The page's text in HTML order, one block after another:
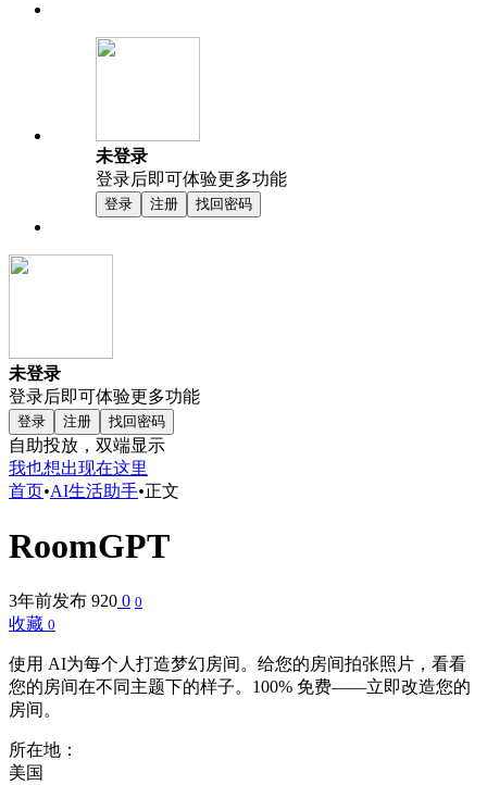
未登录
登录后即可体验更多功能
登录 注册 找回密码
未登录
登录后即可体验更多功能
登录 注册 找回密码
自助投放，双端显示
我也想出现在这里
首页•AI生活助手•正文
RoomGPT
3年前发布 920 0 0
收藏 0
使用 AI为每个人打造梦幻房间。给您的房间拍张照片，看看
您的房间在不同主题下的样子。100% 免费——立即改造您的
房间。
所在地：
美国